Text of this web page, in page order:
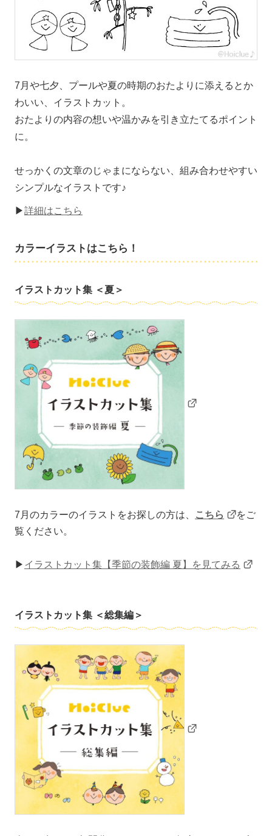
7月や七夕、プールや夏の時期のおたよりに添えるとか
わいい、イラストカット。
おたよりの内容の想いや温かみを引き立たてるポイント
に。
せっかくの文章のじゃまにならない、組み合わせやすい
シンプルなイラストです♪
▶詳細はこちら
カラーイラストはこちら！
イラストカット集 ＜夏＞
7月のカラーのイラストをお探しの方は、 こちら
をご
覧ください。
▶ イラストカット集【季節の装飾編 夏】を見てみる
イラストカット集 ＜総集編＞